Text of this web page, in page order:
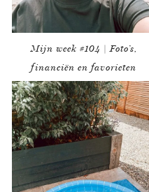
Mijn week #104 | Foto’s,
financiën en favorieten